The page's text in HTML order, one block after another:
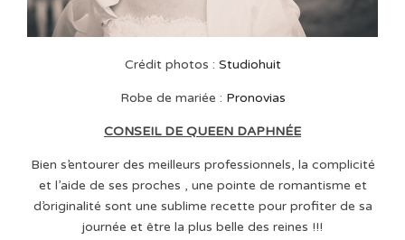
Crédit photos : Studiohuit
Robe de mariée : Pronovias
CONSEIL DE QUEEN DAPHNÉE
Bien s’entourer des meilleurs professionnels, la complicité
et l’aide de ses proches , une pointe de romantisme et
d’originalité sont une sublime recette pour profiter de sa
journée et être la plus belle des reines !!!